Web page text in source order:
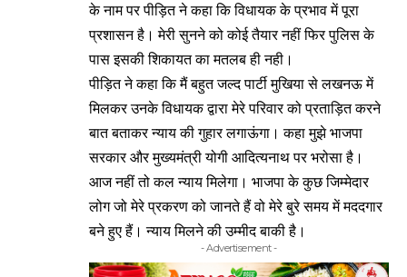
के नाम पर पीड़ित ने कहा कि विधायक के प्रभाव में पूरा
प्रशासन है। मेरी सुनने को कोई तैयार नहीं फिर पुलिस के
पास इसकी शिकायत का मतलब ही नही।
पीड़ित ने कहा कि मैं बहुत जल्द पार्टी मुखिया से लखनऊ में
मिलकर उनके विधायक द्वारा मेरे परिवार को प्रताड़ित करने
बात बताकर न्याय की गुहार लगाऊंगा। कहा मुझे भाजपा
सरकार और मुख्यमंत्री योगी आदित्यनाथ पर भरोसा है।
आज नहीं तो कल न्याय मिलेगा। भाजपा के कुछ जिम्मेदार
लोग जो मेरे प्रकरण को जानते हैं वो मेरे बुरे समय में मददगार
बने हुए हैं। न्याय मिलने की उम्मीद बाकी है।
- Advertisement -